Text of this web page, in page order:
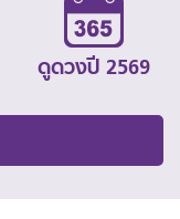
ดูดวงปี 2569